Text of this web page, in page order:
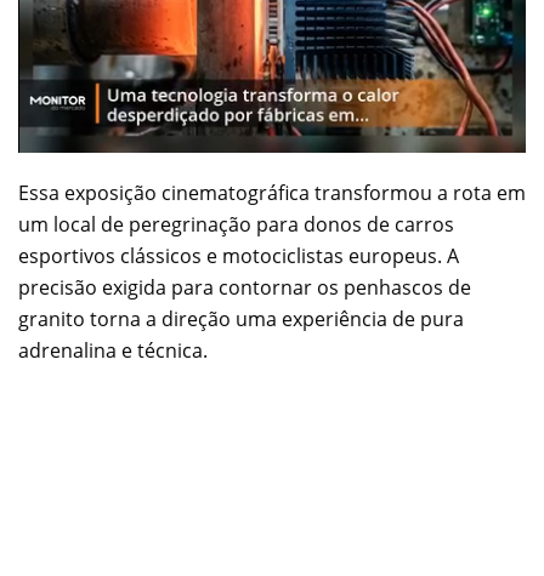
Essa exposição cinematográfica transformou a rota em
um local de peregrinação para donos de carros
esportivos clássicos e motociclistas europeus. A
precisão exigida para contornar os penhascos de
granito torna a direção uma experiência de pura
adrenalina e técnica.